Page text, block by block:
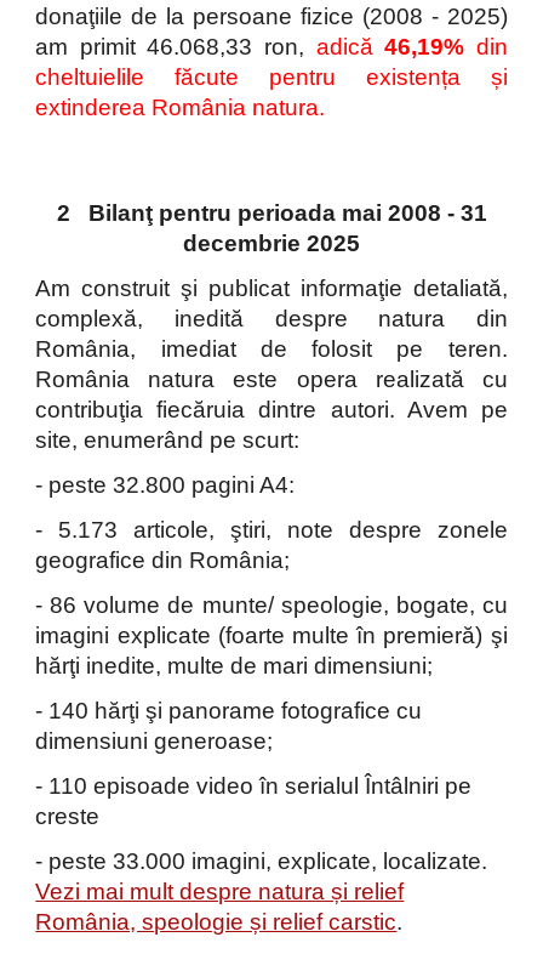
donaţiile de la persoane fizice (2008 - 2025)
am primit 46.068,33 ron, adică46,19% din
cheltuielile făcute pentru existența și
extinderea România natura.
2 Bilanţ pentru perioada mai 2008 - 31
decembrie 2025
Am construit şi publicat informaţie detaliată,
complexă, inedită despre natura din
România, imediat de folosit pe teren.
România natura este opera realizată cu
contribuţia fiecăruia dintre autori. Avem pe
site, enumerând pe scurt:
- peste 32.800 pagini A4:
- 5.173 articole, ştiri, note despre zonele
geografice din România;
- 86 volume de munte/ speologie, bogate, cu
imagini explicate (foarte multe în premieră) şi
hărţi inedite, multe de mari dimensiuni;
- 140 hărţi şi panorame fotografice cu
dimensiuni generoase;
- 110 episoade video în serialul Întâlniri pe
creste
- peste 33.000 imagini, explicate, localizate.
Vezi mai mult despre natura și relief
România, speologie și relief carstic.